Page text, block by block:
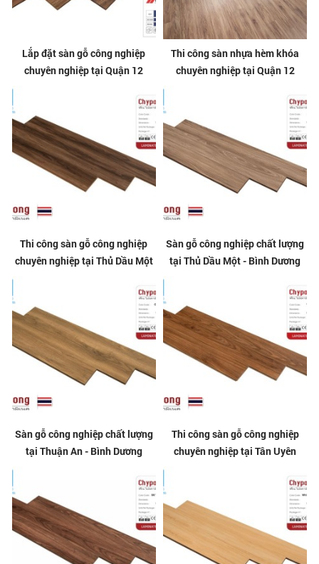
Lắp đặt sàn gỗ công nghiệp
chuyên nghiệp tại Quận 12
Thi công sàn nhựa hèm khóa
chuyên nghiệp tại Quận 12
Thi công sàn gỗ công nghiệp
chuyên nghiệp tại Thủ Dầu Một
Sàn gỗ công nghiệp chất lượng
tại Thủ Dầu Một - Bình Dương
Sàn gỗ công nghiệp chất lượng
tại Thuận An - Bình Dương
Thi công sàn gỗ công nghiệp
chuyên nghiệp tại Tân Uyên